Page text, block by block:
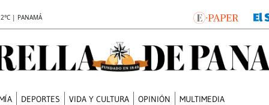
| PANAMÁ
DEPORTES VIDA Y CULTURA OPINIÓN MULTIMEDIA